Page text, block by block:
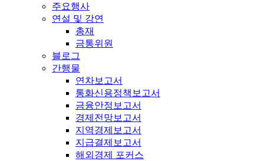
주요행사
연설 및 강연
총재
금통위원
블로그
간행물
연차보고서
통화신용정책보고서
금융안정보고서
경제전망보고서
지역경제보고서
지급결제보고서
해외경제 포커스